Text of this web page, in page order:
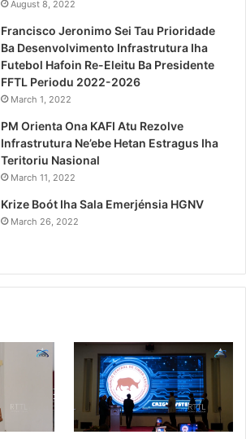
August 8, 2022
Francisco Jeronimo Sei Tau Prioridade
Ba Desenvolvimento Infrastrutura Iha
Futebol Hafoin Re-Eleitu Ba Presidente
FFTL Periodu 2022-2026
March 1, 2022
PM Orienta Ona KAFI Atu Rezolve
Infrastrutura Ne’ebe Hetan Estragus Iha
Teritoriu Nasional
March 11, 2022
Krize Boót Iha Sala Emerjénsia HGNV
March 26, 2022